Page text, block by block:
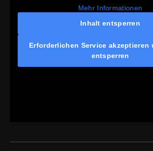
Mehr Informationen
Inhalt entsperren
Erforderlichen Service akzeptieren
entsperren